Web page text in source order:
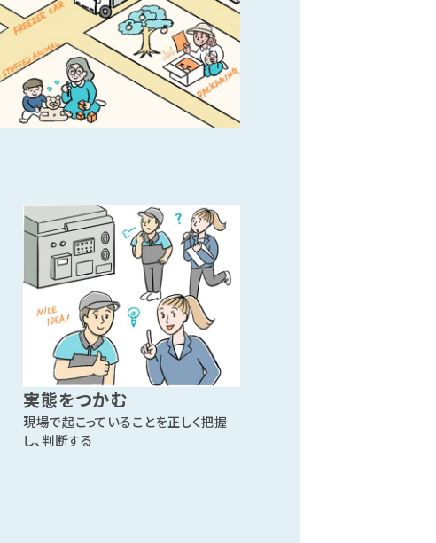
実態をつかむ
現場で起こっていることを正しく把握
し、判断する